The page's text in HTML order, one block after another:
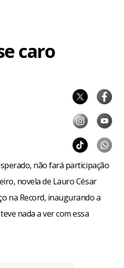
caro
não fará participação
novela de Lauro César
na Record, inaugurando a
nada a ver com essa